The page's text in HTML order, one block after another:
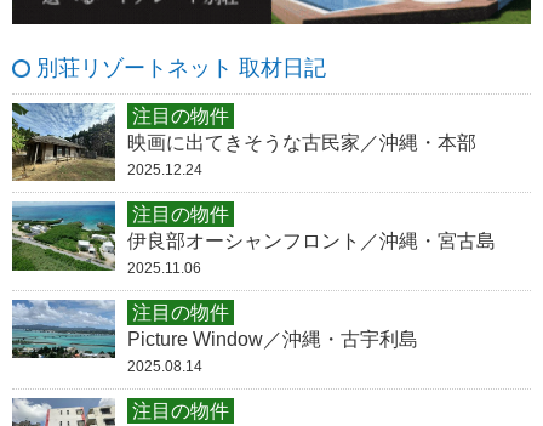
別荘リゾートネット 取材日記
注目の物件
映画に出てきそうな古民家／沖縄・本部
2025.12.24
注目の物件
伊良部オーシャンフロント／沖縄・宮古島
2025.11.06
注目の物件
Picture Window／沖縄・古宇利島
2025.08.14
注目の物件